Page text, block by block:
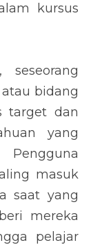
kursus
seseorang
bidang
target dan
yang
masuk
saat yang
mereka
pelajar